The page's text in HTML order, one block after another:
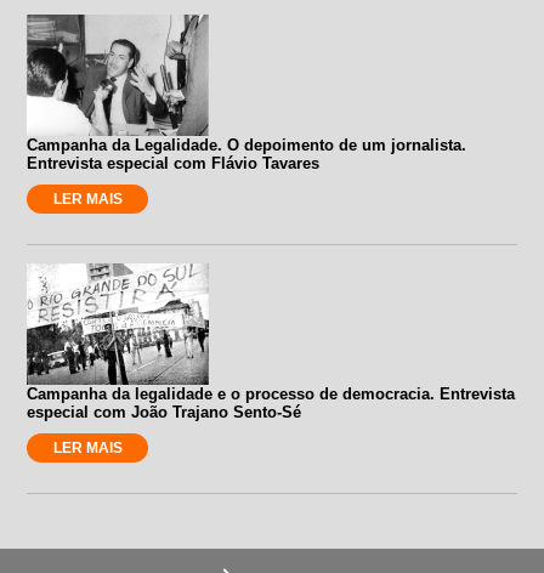
Campanha da Legalidade. O depoimento de um jornalista.
Entrevista especial com Flávio Tavares
LER MAIS
Campanha da legalidade e o processo de democracia. Entrevista
especial com João Trajano Sento-Sé
LER MAIS